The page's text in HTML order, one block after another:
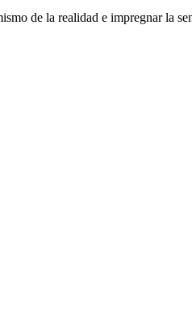
de la realidad e impregnar la